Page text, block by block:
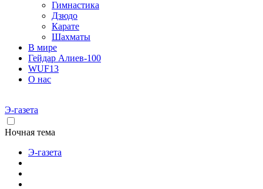
Гимнастика
Дзюдо
Карате
Шахматы
В мире
Гейдар Алиев-100
WUF13
О нас
Э-газета
Ночная тема
Э-газета